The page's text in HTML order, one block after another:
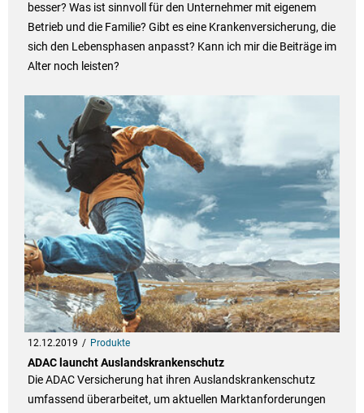
besser? Was ist sinnvoll für den Unternehmer mit eigenem
Betrieb und die Familie? Gibt es eine Krankenversicherung, die
sich den Lebensphasen anpasst? Kann ich mir die Beiträge im
Alter noch leisten?
12.12.2019 Produkte
ADAC launcht Auslandskrankenschutz
Die ADAC Versicherung hat ihren Auslandskrankenschutz
umfassend überarbeitet, um aktuellen Marktanforderungen